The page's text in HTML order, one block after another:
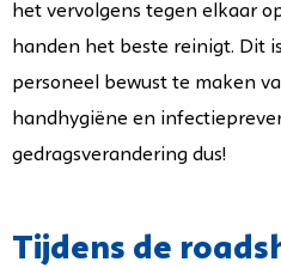
het vervolgens tegen elkaar
handen het beste reinigt. Dit
personeel bewust te maken
handhygiëne en
gedragsverandering dus!
Tijdens de